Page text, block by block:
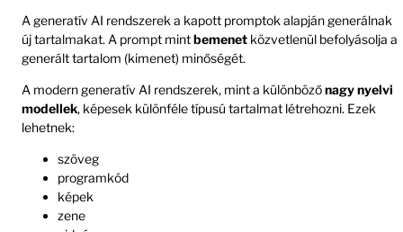
A generatív AI rendszerek a kapott promptok alapján generálnak
új tartalmakat. A prompt mintbemenet közvetlenül befolyásolja a
generált tartalom (kimenet) minőségét.
A modern generatív AI rendszerek, mint a különbözőnagy nyelvi
modellek, képesek különféle típusú tartalmat létrehozni. Ezek
lehetnek:
szöveg
programkód
képek
zene